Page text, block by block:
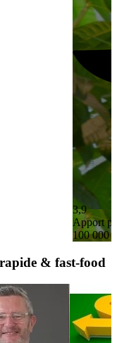
3,9
Apport
100 000 €
& fast-food